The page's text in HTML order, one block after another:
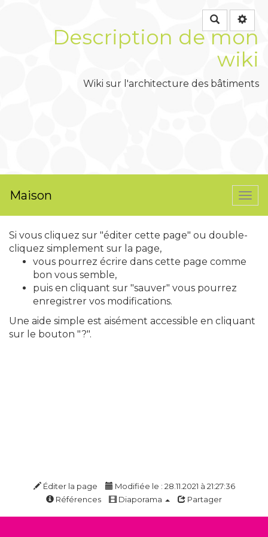
Rechercher
Description de mon
wiki
Wiki sur l'architecture des bâtiments
Maison
Si vous cliquez sur "éditer cette page" ou double-
cliquez simplement sur la page,
vous pourrez écrire dans cette page comme
bon vous semble,
puis en cliquant sur "sauver" vous pourrez
enregistrer vos modifications.
Une aide simple est aisément accessible en cliquant
sur le bouton "?".
Éditer la page
Modifiée le : 28.11.2021 à 21:27:36
Références
Diaporama Partager